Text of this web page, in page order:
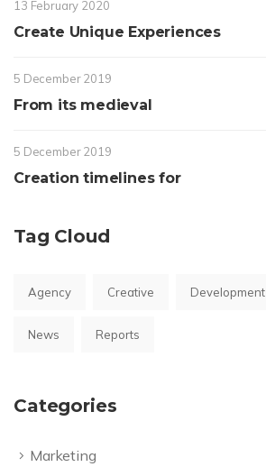
13 February 2020
Create Unique Experiences
5 December 2019
From its medieval
5 December 2019
Creation timelines for
Tag Cloud
Agency Creative Development
News Reports
Categories
Marketing